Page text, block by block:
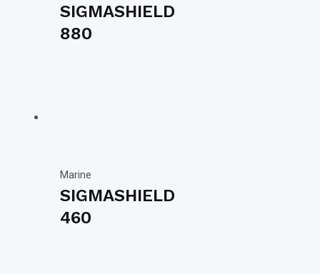
SIGMASHIELD
880
Marine
SIGMASHIELD
460